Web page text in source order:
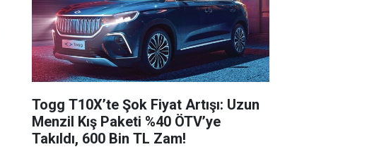
Togg T10X’te Şok Fiyat Artışı: Uzun
Menzil Kış Paketi %40 ÖTV’ye
Takıldı, 600 Bin TL Zam!